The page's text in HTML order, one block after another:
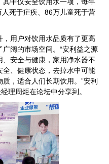
死于疟疾、86万儿童死于营
用户对饮用水品质有了更高
阔的市场空间。“安利益之源
安全与健康，家用净水器不
、健康状态，去掉水中可能
，适合人们长期饮用。”安利
理周炬在论坛中分享到。